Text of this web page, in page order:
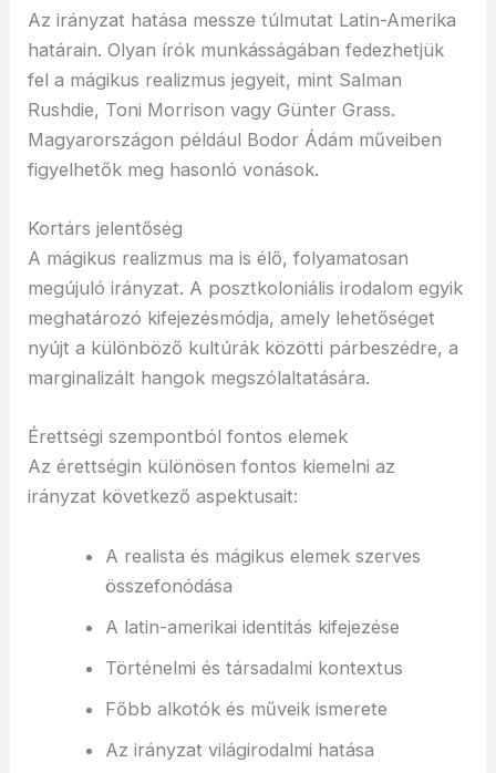
Az irányzat hatása messze túlmutat Latin-Amerika
határain. Olyan írók munkásságában fedezhetjük
fel a mágikus realizmus jegyeit, mint Salman
Rushdie, Toni Morrison vagy Günter Grass.
Magyarországon például Bodor Ádám műveiben
figyelhetők meg hasonló vonások.
Kortárs jelentőség
A mágikus realizmus ma is élő, folyamatosan
megújuló irányzat. A posztkoloniális irodalom egyik
meghatározó kifejezésmódja, amely lehetőséget
nyújt a különböző kultúrák közötti párbeszédre, a
marginalizált hangok megszólaltatására.
Érettségi szempontból fontos elemek
Az érettségin különösen fontos kiemelni az
irányzat következő aspektusait:
A realista és mágikus elemek szerves
összefonódása
A latin-amerikai identitás kifejezése
Történelmi és társadalmi kontextus
Főbb alkotók és műveik ismerete
Az irányzat világirodalmi hatása